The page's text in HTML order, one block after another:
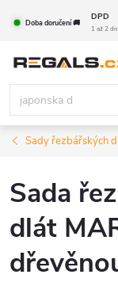
Doba doručení 🚚
DPD
1 až 2
Sady řezbářských
Sada
dlát